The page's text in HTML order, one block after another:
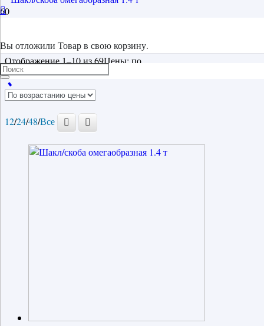
Вы отложили Товарв свою корзину.
Отображение 1–10 из 69Цены: по
возрастанию
12/24/48/Все